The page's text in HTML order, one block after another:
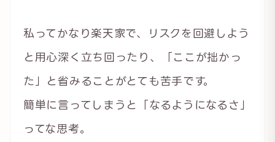
私ってかなり楽天家で、リスクを回避しよう
と用心深く立ち回ったり、「ここが拙かっ
た」と省みることがとても苦手です。
簡単に言ってしまうと「なるようになるさ」
ってな思考。